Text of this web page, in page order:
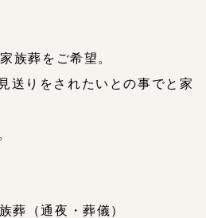
族葬をご希望。
送りをされたいとの事でと家
葬（通夜・葬儀）